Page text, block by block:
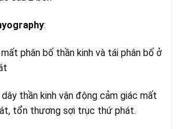
:
phân bố thần kinh và tái phân bố ở
dây thần kinh vận động cảm giác mất
tổn thương sợi trục thứ phát.